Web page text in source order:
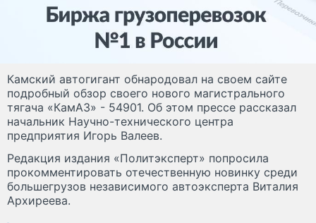
Камский автогигант обнародовал на своем сайте
подробный обзор своего нового магистрального
тягача «КамАЗ» - 54901. Об этом прессе рассказал
начальник Научно-технического центра
предприятия Игорь Валеев.
Редакция издания «Политэксперт» попросила
прокомментировать отечественную новинку среди
большегрузов независимого автоэксперта Виталия
Архиреева.